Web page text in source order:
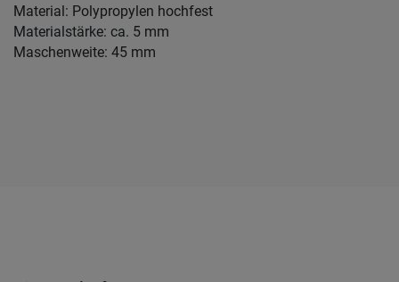
Material: Polypropylen hochfest
Materialstärke: ca. 5 mm
Maschenweite: 45 mm